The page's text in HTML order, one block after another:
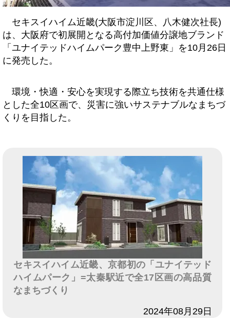
セキスイハイム近畿(大阪市淀川区、八木健次社長)
は、大阪府で初展開となる高付加価値分譲地ブランド
「ユナイテッドハイムパーク豊中上野東」を10月26日
に発売した。
環境・快適・安心を実現する際立ち技術を共通仕様
とした全10区画で、災害に強いサステナブルなまちづ
くりを目指した。
セキスイハイム近畿、京都初の「ユナイテッド
ハイムパーク」=太秦駅近で全17区画の高品質
なまちづくり
2024年08月29日